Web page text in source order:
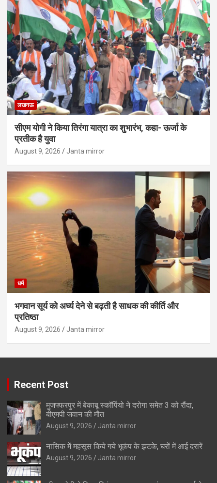
लखनऊ
सीएम योगी ने किया तिरंगा यात्रा का शुभारंभ, कहा- ऊर्जा के
प्रतीक है युवा
August 9, 2026 Janta mirror
धर्म
भगवान सूर्य को अर्घ्य देने से बढ़ती है साधक की कीर्ति और
प्रतिष्ठा
August 9, 2026 Janta mirror
Recent Post
मुजफ्फरपुर में बेकाबू स्कॉर्पियो ने दरोगा समेत 3 को रौंदा,
बीएमपी जवान की मौत
August 9, 2026 Janta mirror
नासिक में महसूस किये गये भूकंप के झटके, घरों में आई दरारें
August 9, 2026 Janta mirror